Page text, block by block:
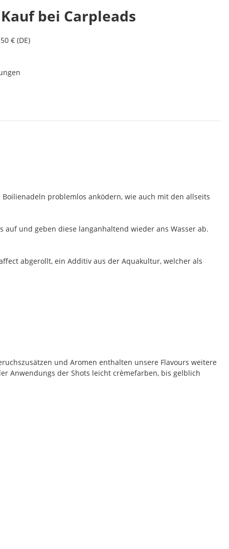
bei Carpleads
€ (DE)
problemlos anködern, wie auch mit den allseits
und geben diese langanhaltend wieder ans Wasser ab.
abgerollt, ein Additiv aus der Aquakultur, welcher als
und Aromen enthalten unsere Flavours weitere
Anwendungs der Shots leicht crèmefarben, bis gelblich